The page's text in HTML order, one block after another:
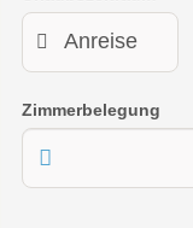
Zimmerbelegung